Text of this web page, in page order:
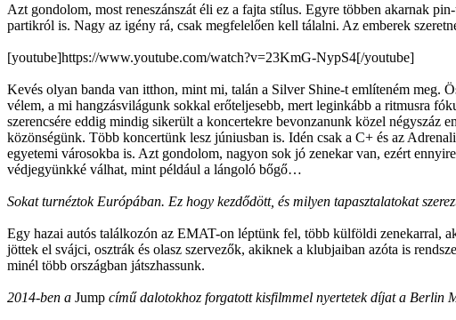
Azt gondolom, most reneszánszát éli ez a fajta stílus. Egyre többen akarnak
partikról is. Nagy az igény rá, csak megfelelően kell tálalni. Az emberek
[youtube]https://www.youtube.com/watch?v=23KmG-NypS4[/youtube]
Kevés olyan banda van itthon, mint mi, talán a Silver Shine-t említeném meg.
vélem, a mi hangzásvilágunk sokkal erőteljesebb, mert leginkább a ritmusra
szerencsére eddig mindig sikerült a koncertekre bevonzanunk közel
közönségünk. Több koncertünk lesz júniusban is. Idén csak a C+ és az
egyetemi városokba is. Azt gondolom, nagyon sok jó zenekar van, ezért
védjegyünkké válhat, mint például a lángoló bőgő…
Sokat turnéztok Európában. Ez hogy kezdődött, és milyen tapasztalatokat
Egy hazai autós találkozón az EMAT-on léptünk fel, több külföldi zenekarral,
jöttek el svájci, osztrák és olasz szervezők, akiknek a klubjaiban azóta is
minél több országban játszhassunk.
2014-ben a Jump című dalotokhoz forgatott kisfilmmel nyertetek díjat a Berlin